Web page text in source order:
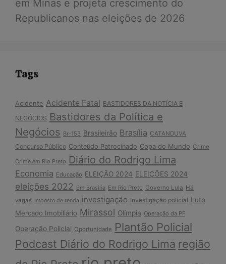
em Minas e projeta crescimento do
Republicanos nas eleições de 2026
Tags
Acidente Acidente Fatal BASTIDORES DA NOTÍCIA E
NEGÓCIOS Bastidores da Política e
Negócios Br-153 Brasileirão Brasília CATANDUVA
Concurso Público Conteúdo Patrocinado Copa do Mundo Crime
Crime em Rio Preto Diário do Rodrigo Lima
Economia Educação ELEIÇÃO 2024 ELEIÇÕES 2024
eleições 2022 Em Brasília Em Rio Preto Governo Lula Há
vagas
Imposto de renda investigação Investigação policial Luto
Mercado Imobiliário Mirassol Olímpia Operação da PF
Operação Policial Oportunidade Plantão Policial
Podcast Diário do Rodrigo Lima região